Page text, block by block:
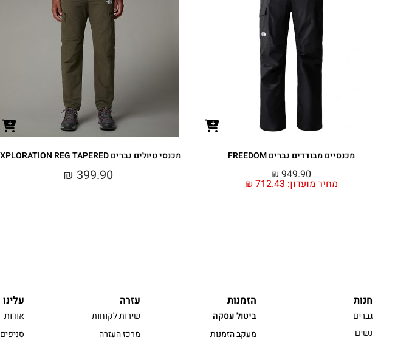
מכנסיים מבודדים גברים FREEDOM
מחיר מועדון: ₪ 712.43
₪ 949.90
מכנסי טיולים גברים EXPLORATION REG TAPERED
₪ 399.90
חנות
גברים
נשים
הזמנות
ביטול עסקה
מעקב הזמנות
עזרה
שירות לקוחות
מרכז העזרה
עלינו
אודות
סניפים